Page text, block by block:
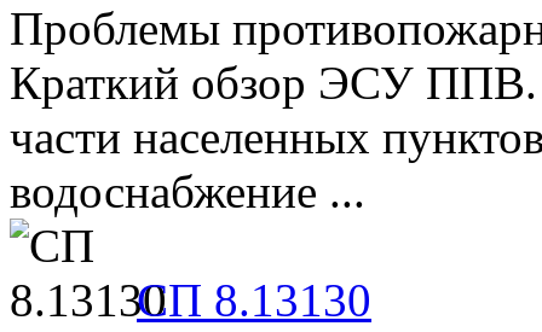
Проблемы
Краткий обзор ЭСУ
части населенных
водоснабжение ...
СП 8.13130